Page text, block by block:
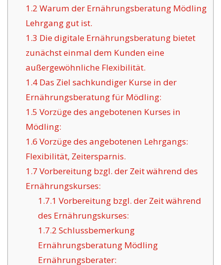
1.2 Warum der Ernährungsberatung Mödling
Lehrgang gut ist.
1.3 Die digitale Ernährungsberatung bietet
zunächst einmal dem Kunden eine
außergewöhnliche Flexibilität.
1.4Das Ziel sachkundiger Kurse in der
Ernährungsberatung für Mödling:
1.5 Vorzüge des angebotenen Kurses in
Mödling:
1.6 Vorzüge des angebotenen Lehrgangs:
Flexibilität, Zeitersparnis.
1.7 Vorbereitung bzgl. der Zeit während des
Ernährungskurses:
1.7.1 Vorbereitung bzgl. der Zeit während
des Ernährungskurses:
1.7.2 Schlussbemerkung
Ernährungsberatung Mödling
Ernährungsberater: